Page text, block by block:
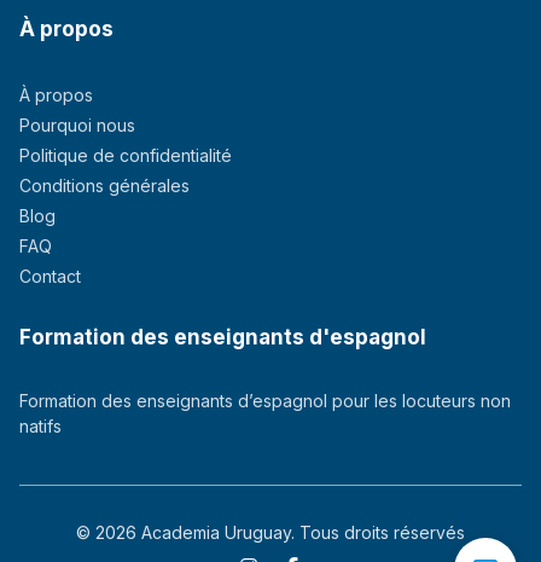
À propos
À propos
Pourquoi nous
Politique de confidentialité
Conditions générales
Blog
FAQ
Contact
Formation des enseignants d'espagnol
Formation des enseignants d’espagnol pour les locuteurs non
natifs
© 2026 Academia Uruguay. Tous droits réservés